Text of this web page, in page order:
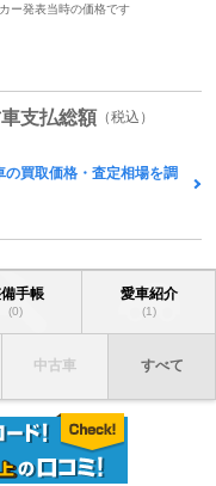
ー発表当時の価格です
支払総額 （税込）
の買取価格・査定相場を調
手帳
(0)
愛車紹介
(1)
中古車 すべて